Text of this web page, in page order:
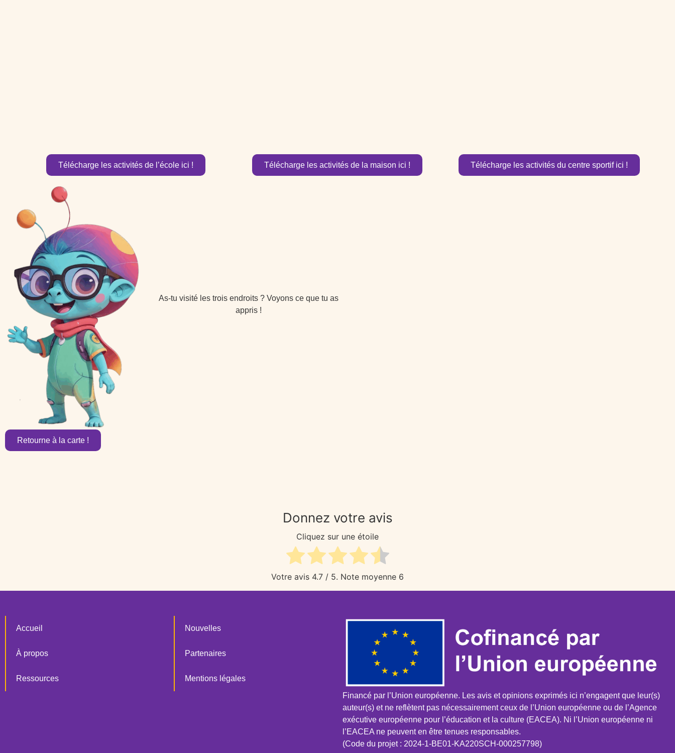
Télécharge les activités de l’école ici ! Télécharge les activités de la maison ici ! Télécharge les activités du centre sportif ici !
As-tu visité les trois endroits ? Voyons ce que tu as
appris !
Retourne à la carte !
Donnez votre avis
Cliquez sur une étoile
Votre avis 4.7 / 5. Note moyenne 6
Accueil
À propos
Ressources
Nouvelles
Partenaires
Mentions légales
Financé par l’Union européenne. Les avis et opinions exprimés ici n’engagent que leur(s)
auteur(s) et ne reflètent pas nécessairement ceux de l’Union européenne ou de l’Agence
exécutive européenne pour l’éducation et la culture (EACEA). Ni l’Union européenne ni
l’EACEA ne peuvent en être tenues responsables.
(Code du projet : 2024-1-BE01-KA220SCH-000257798)